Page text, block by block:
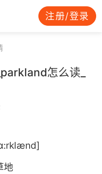
注册/登录
怎么读_
地